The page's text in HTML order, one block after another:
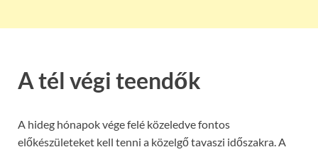
A tél végi teendők
A hideg hónapok vége felé közeledve fontos
előkészületeket kell tenni a közelgő tavaszi időszakra. A